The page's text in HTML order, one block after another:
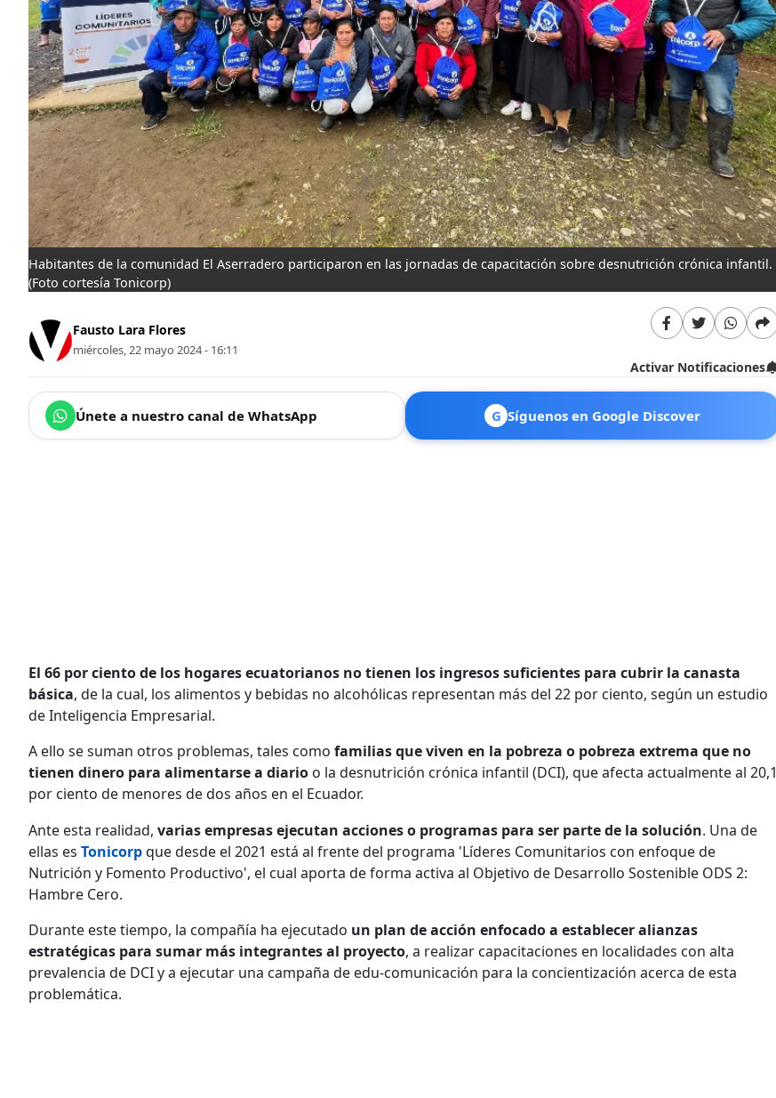
Habitantes de la comunidad El Aserradero participaron en las jornadas de capacitación sobre desnutrición crónica infantil.
(Foto cortesía Tonicorp)
Fausto Lara Flores
miércoles, 22 mayo 2024 - 16:11
Activar Notificaciones
Únete a nuestro canal de WhatsApp G Síguenos en Google Discover
El 66 por ciento de los hogares ecuatorianos no tienen los ingresos suficientes para cubrir la canasta
básica, de la cual, los alimentos y bebidas no alcohólicas representan más del 22 por ciento, según un estudio
de Inteligencia Empresarial.
A ello se suman otros problemas, tales como familias que viven en la pobreza o pobreza extrema que no
tienen dinero para alimentarse a diario o la desnutrición crónica infantil (DCI), que afecta actualmente al 20,1
por ciento de menores de dos años en el Ecuador.
Ante esta realidad, varias empresas ejecutan acciones o programas para ser parte de la solución. Una de
ellas es Tonicorpque desde el 2021 está al frente del programa 'Líderes Comunitarios con enfoque de
Nutrición y Fomento Productivo', el cual aporta de forma activa al Objetivo de Desarrollo Sostenible ODS 2:
Hambre Cero.
Durante este tiempo, la compañía ha ejecutado un plan de acción enfocado a establecer alianzas
estratégicas para sumar más integrantes al proyecto, a realizar capacitaciones en localidades con alta
prevalencia de DCI y a ejecutar una campaña de edu-comunicación para la concientización acerca de esta
problemática.